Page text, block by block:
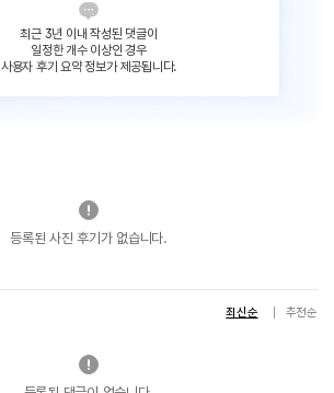
최근 3년 이내 작성된 댓글이
일정한 개수 이상인 경우
사용자 후기 요약 정보가 제공됩니다.
등록된 사진 후기가 없습니다.
최신순 추천순